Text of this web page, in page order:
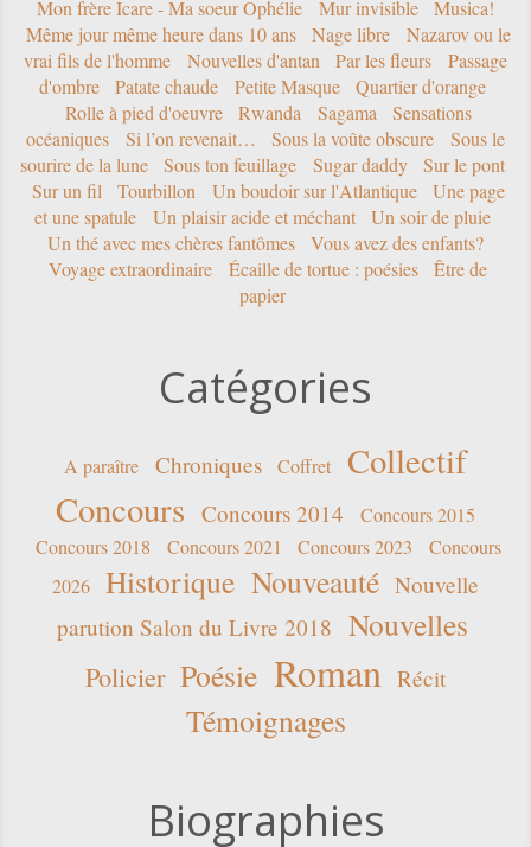
Mon frère Icare - Ma soeur Ophélie
Mur invisible
Musica!
Même jour même heure dans 10 ans
Nage libre
Nazarov ou le
vrai fils de l'homme
Nouvelles d'antan Par les fleurs
Passage
d'ombre
Patate chaude Petite Masque
Quartier d'orange
Rolle à pied d'oeuvre
Rwanda Sagama
Sensations
océaniques
Si l’on revenait… Sous la voûte obscure
Sous le
sourire de la lune
Sous ton feuillage Sugar daddy
Sur le pont
Sur un fil
Tourbillon Un boudoir sur l'Atlantique
Une page
et une spatule
Un plaisir acide et méchant
Un soir de pluie
Un thé avec mes chères fantômes
Vous avez des enfants?
Voyage extraordinaire
Écaille de tortue : poésies
Être de
papier
Catégories
A paraître Chroniques Coffret
Collectif
Concours Concours 2014
Concours 2015
Concours 2018
Concours 2021 Concours 2023
Concours
2026
Historique Nouveauté Nouvelle
parution Salon du Livre 2018 Nouvelles
Policier Poésie Roman Récit
Témoignages
Biographies